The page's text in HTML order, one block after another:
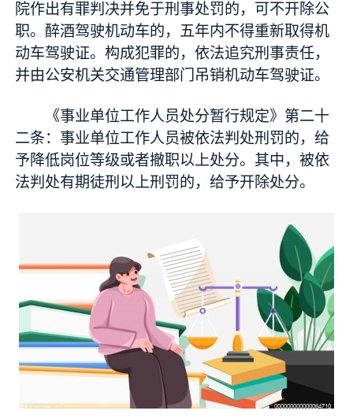
院作出有罪判决并免于刑事处罚的，可不开除公
职。醉酒驾驶机动车的，五年内不得重新取得机
动车驾驶证。构成犯罪的，依法追究刑事责任，
并由公安机关交通管理部门吊销机动车驾驶证。
《事业单位工作人员处分暂行规定》第二十
二条：事业单位工作人员被依法判处刑罚的，给
予降低岗位等级或者撤职以上处分。其中，被依
法判处有期徒刑以上刑罚的，给予开除处分。